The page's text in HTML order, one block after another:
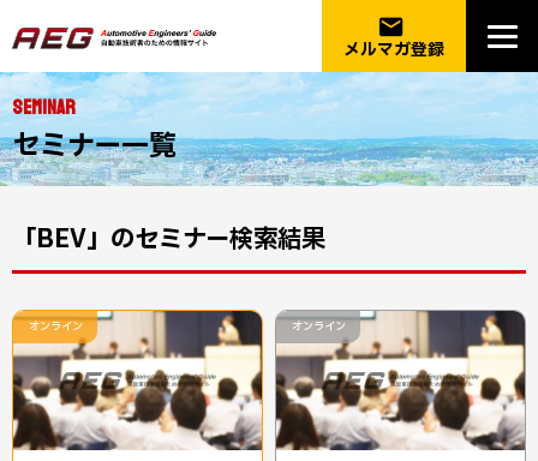
email
メルマガ登録
SEMINAR
セミナー一覧
「BEV」のセミナー検索結果
オンライン オンライン